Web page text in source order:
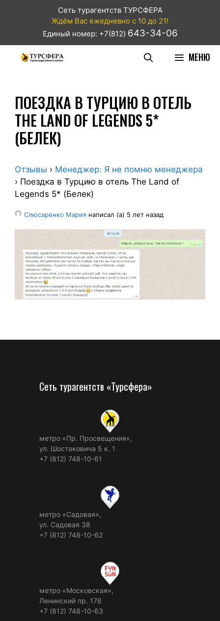
Сеть турагентств ТУРСФЕРА
Ждём Вас ежедневно с 10 до 21!
Единый номер: +7(812) 643-34-06
МЕНЮ
ПОЕЗДКА В ТУРЦИЮ В ОТЕЛЬ
THE LAND OF LEGENDS 5*
(БЕЛЕК)
Отзывы › Менеджер: Я не помню менеджера
› Поездка в Турцию в отель The Land of
Legends 5* (Белек)
Слюсаренко Мария написал (а) 5 лет назад
Сеть турагентств «Турсфера»
метро «Пр. Просвещения»,
ул. Шостаковича 5 к. 1
+7 (812) 748-10-61
метро «Садовая»,
ул. Садовая 38
+7 (812) 748-10-62
метро «Московская»,
Ленинский пр. 176
+7 (812) 748-10-63